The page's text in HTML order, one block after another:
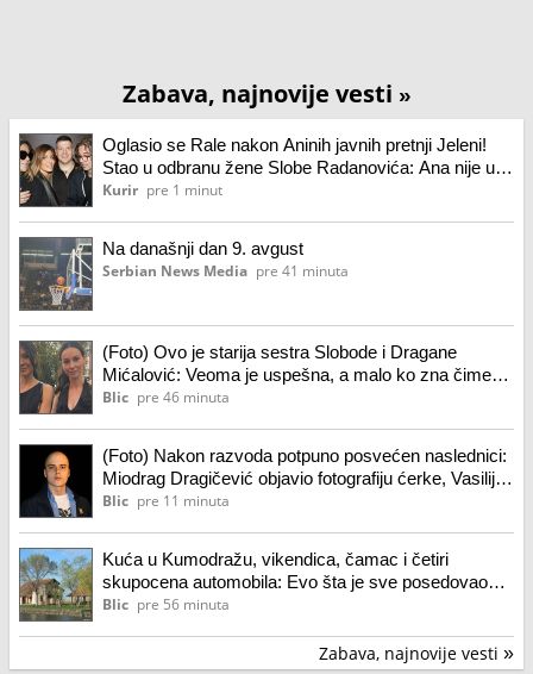
Zabava, najnovije vesti »
Oglasio se Rale nakon Aninih javnih pretnji Jeleni!
Stao u odbranu žene Slobe Radanovića: Ana nije u
pravu, između Jelene i mene nikada ništa nije bilo
Kurir pre 1 minut
Na današnji dan 9. avgust
Serbian News Media pre 41 minuta
(Foto) Ovo je starija sestra Slobode i Dragane
Mićalović: Veoma je uspešna, a malo ko zna čime
se bavi: Danas ima poseban razlog za slavlje,
Blic pre 46 minuta
(Foto) Nakon razvoda potpuno posvećen naslednici:
Miodrag Dragičević objavio fotografiju ćerke, Vasilija
je mamina slika i prilika
Blic pre 11 minuta
Kuća u Kumodražu, vikendica, čamac i četiri
skupocena automobila: Evo šta je sve posedovao
naš glumac, ćerka tvrdi da je prevarena za
Blic pre 56 minuta
Zabava, najnovije vesti »